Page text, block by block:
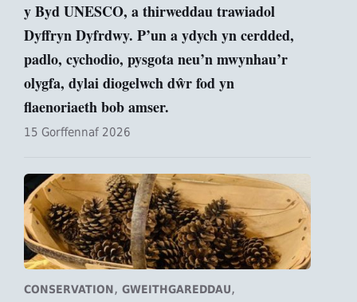
y Byd UNESCO, a thirweddau trawiadol
Dyffryn Dyfrdwy. P’un a ydych yn cerdded,
padlo, cychodio, pysgota neu’n mwynhau’r
olygfa, dylai diogelwch dŵr fod yn
flaenoriaeth bob amser.
15 Gorffennaf 2026
CONSERVATION, GWEITHGAREDDAU,